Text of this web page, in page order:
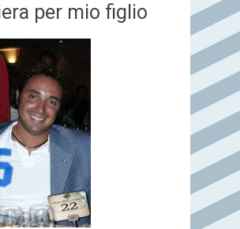
per mio figlio